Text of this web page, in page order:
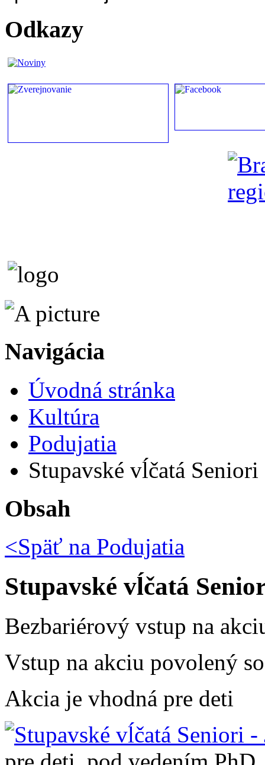
Odkazy
Navigácia
Úvodná stránka
Kultúra
Podujatia
Stupavské vĺčatá Seniori
Obsah
<Späť na Podujatia
Stupavské vĺčatá
Bezbariérový vstup na
Vstup na akciu povolený
Akcia je vhodná pre deti